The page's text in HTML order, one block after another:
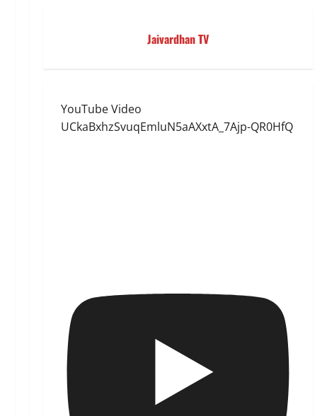
Jaivardhan TV
YouTube Video
UCkaBxhzSvuqEmluN5aAXxtA_7Ajp-QR0HfQ